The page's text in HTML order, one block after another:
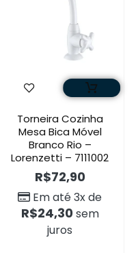
Torneira Cozinha
Mesa Bica Móvel
Branco Rio –
Lorenzetti – 7111002
R$72,90
Em até 3x de
R$24,30 sem
juros